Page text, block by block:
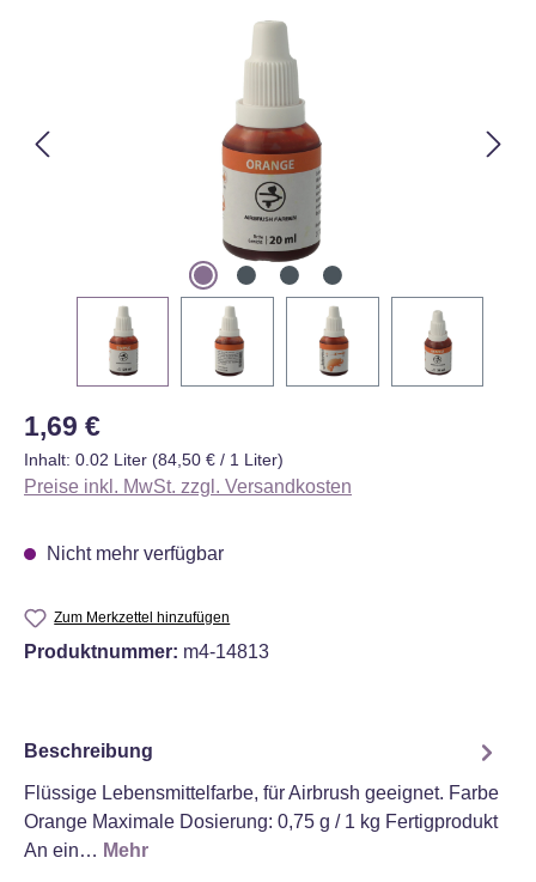
Regulärer Preis:
1,69 €
Inhalt: 0.02 Liter (84,50 € / 1 Liter)
Preise inkl. MwSt. zzgl. Versandkosten
Nicht mehr verfügbar
Zum Merkzettel hinzufügen
Produktnummer: m4-14813
Beschreibung
Flüssige Lebensmittelfarbe, für Airbrush geeignet. Farbe
Orange Maximale Dosierung: 0,75 g / 1 kg Fertigprodukt
An ein… Mehr